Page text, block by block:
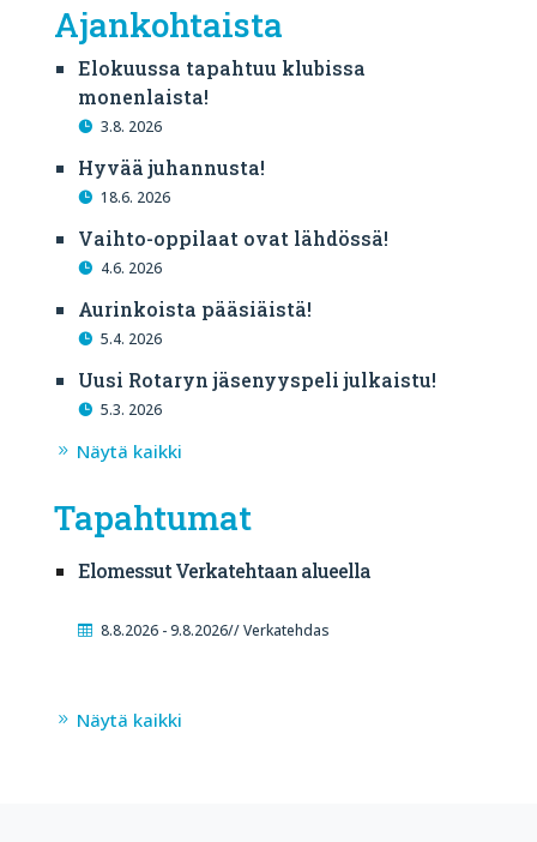
Ajankohtaista
Elokuussa tapahtuu klubissa
monenlaista!
3.8. 2026
Hyvää juhannusta!
18.6. 2026
Vaihto-oppilaat ovat lähdössä!
4.6. 2026
Aurinkoista pääsiäistä!
5.4. 2026
Uusi Rotaryn jäsenyyspeli julkaistu!
5.3. 2026
Näytä kaikki
Tapahtumat
Elomessut Verkatehtaan alueella
8.8.2026 - 9.8.2026// Verkatehdas
Näytä kaikki